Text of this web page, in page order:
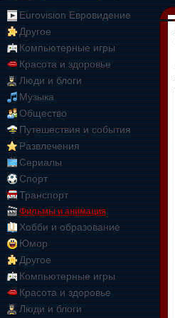
Eurovision Евровидение
Другое
Компьютерные игры
Красота и здоровье
Люди и блоги
Музыка
Общество
Путешествия и события
Развлечения
Сериалы
Спорт
Транспорт
Фильмы и анимация
Хобби и образование
Юмор
Другое
Компьютерные игры
Красота и здоровье
Люди и блоги